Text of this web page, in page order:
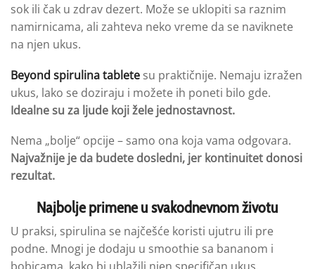
sok ili čak u zdrav dezert. Može se uklopiti sa raznim
namirnicama, ali zahteva neko vreme da se naviknete
na njen ukus.
Beyond spirulina tablete su praktičnije. Nemaju izražen
ukus, lako se doziraju i možete ih poneti bilo gde.
Idealne su za ljude koji žele jednostavnost.
Nema „bolje“ opcije – samo ona koja vama odgovara.
Najvažnije je da budete dosledni, jer kontinuitet donosi
rezultat.
Najbolje primene u svakodnevnom životu
U praksi, spirulina se najčešće koristi ujutru ili pre
podne. Mnogi je dodaju u smoothie sa bananom i